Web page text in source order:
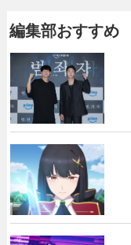
編集部おすすめ